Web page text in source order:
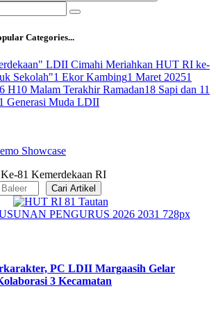
Categories...
LDII Cimahi Meriahkan HUT RI ke-
Sekolah"1 Ekor Kambing1 Maret 20251
H10 Malam Terakhir Ramadan18 Sapi dan 11
Generasi Muda LDII
Showcase
81 Kemerdekaan RI
Cari Artikel
PC LDII Margaasih Gelar
3 Kecamatan